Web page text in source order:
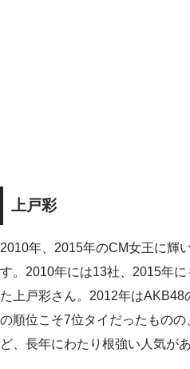
上戸彩
2010年、2015年のCM女王に輝
す。2010年には13社、2015年
た上戸彩さん。2012年はAKB48
の順位こそ7位タイだったもの
ど、長年にわたり根強い人気があ